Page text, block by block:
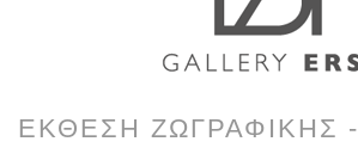
ΕΚΘΕΣΗ ΖΩΓΡΑΦΙΚΗΣ -